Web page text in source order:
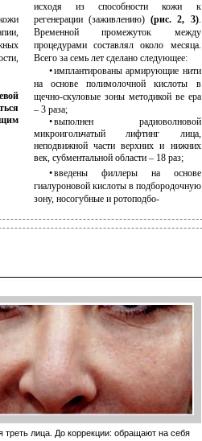
исходя из способности кожи к
регенерации (заживлению) (рис. 2, 3).
Временной промежуток между
процедурами составлял около месяца.
Всего за семь лет сделано следующее:
• имплантированы армирующие нити
на основе полимолочной кислоты в
щечно-скуловые зоны методикой ве­ ера
– 3 раза;
• выполнен радиоволновой
микроигольчатый лифтинг лица,
неподвижной части верхних и нижних
век, субментальной области – 18 раз;
• введены филлеры на основе
гиалуроновой кислоты в подбородочную
зону, носогубные и ротоподбо-
треть лица. До коррекции: обращают на себя